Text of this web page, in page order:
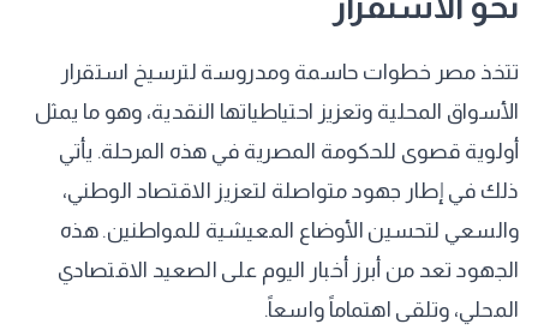
تتخذ مصر خطوات حاسمة ومدروسة لترسيخ استقرار
الأسواق المحلية وتعزيز احتياطياتها النقدية، وهو ما يمثل
أولوية قصوى للحكومة المصرية في هذه المرحلة. يأتي
ذلك في إطار جهود متواصلة لتعزيز الاقتصاد الوطني،
والسعي لتحسين الأوضاع المعيشية للمواطنين. هذه
الجهود تعد من أبرز أخبار اليوم على الصعيد الاقتصادي
المحلي، وتلقى اهتماماً واسعاً.